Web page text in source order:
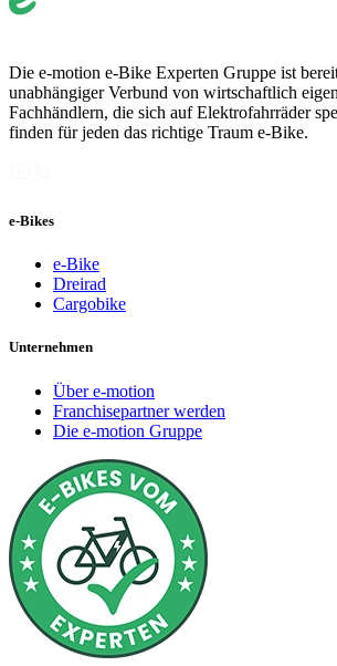
Die e-motion e-Bike Experten Gruppe ist
unabhängiger Verbund von wirtschaftlich
Fachhändlern, die sich auf Elektrofahrräder
finden für jeden das richtige Traum e-Bike.
e-Bikes
e-Bike
Dreirad
Cargobike
Unternehmen
Über e-motion
Franchisepartner werden
Die e-motion Gruppe